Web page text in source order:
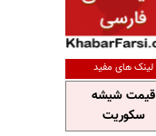
لینک های مفید
قیمت شیشه
سکوریت